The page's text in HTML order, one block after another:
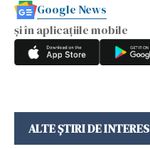
Google News
și în aplicațiile mobile
ALTE ȘTIRI DE INTERES